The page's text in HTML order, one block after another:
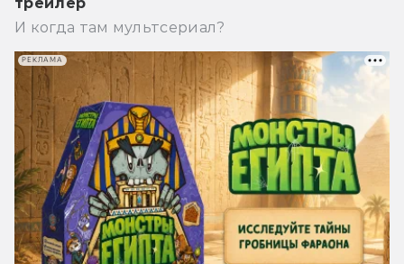
И когда там мультсериал?
РЕКЛАМА